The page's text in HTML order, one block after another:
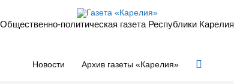
Общественно-политическая газета Республики Карелия
Новости Архив газеты «Карелия» Поиск